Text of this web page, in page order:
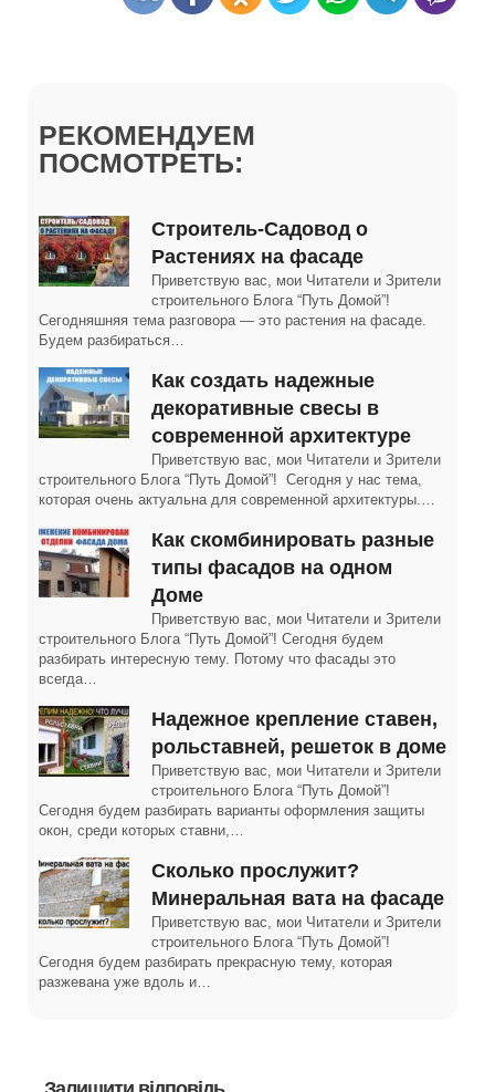
РЕКОМЕНДУЕМ
ПОСМОТРЕТЬ:
Строитель-Садовод о
Растениях на фасаде
Приветствую вас, мои Читатели и Зрители
строительного Блога “Путь Домой”!
Сегодняшняя тема разговора — это растения на фасаде.
Будем разбираться…
Как создать надежные
декоративные свесы в
современной архитектуре
Приветствую вас, мои Читатели и Зрители
строительного Блога “Путь Домой”! Сегодня у нас тема,
которая очень актуальна для современной архитектуры.…
Как скомбинировать разные
типы фасадов на одном
Доме
Приветствую вас, мои Читатели и Зрители
строительного Блога “Путь Домой”! Сегодня будем
разбирать интересную тему. Потому что фасады это
всегда…
Надежное крепление ставен,
рольставней, решеток в доме
Приветствую вас, мои Читатели и Зрители
строительного Блога “Путь Домой”!
Сегодня будем разбирать варианты оформления защиты
окон, среди которых ставни,…
Сколько прослужит?
Минеральная вата на фасаде
Приветствую вас, мои Читатели и Зрители
строительного Блога “Путь Домой”!
Сегодня будем разбирать прекрасную тему, которая
разжевана уже вдоль и…